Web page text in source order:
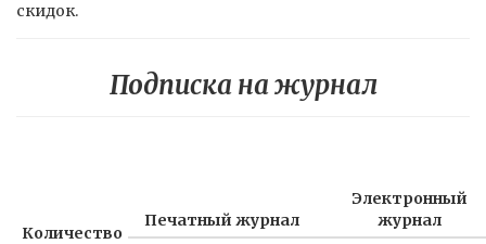
скидок.
Подписка на журнал
Количество
Печатный журнал
Электронный
журнал